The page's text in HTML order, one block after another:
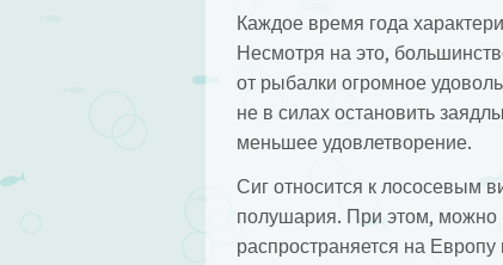
Каждое время года
Несмотря на это,
от рыбалки огромное
не в силах остановить
меньшее удовлетворение.
Сиг относится к лососевым
полушария. При этом, можно
распространяется на